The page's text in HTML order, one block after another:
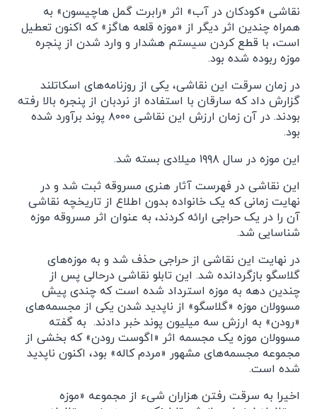
نقاشی «کودکان در آب» اثر «رابرت گمل هاچیسون»‌ به
همراه چندین اثر دیگر از «موزه قلعه هاگز» که اکنون تعطیل
است، با قطع کردن سیستم هشدار و وارد شدن از پنجره
موزه ربوده شده بود.
در زمان سرقت این نقاشی، یکی از روزنامه‌های اسکاتلند
گزارش داد که سارقان با استفاده از نردبان از پنجره بالا رفته
بودند. در آن زمان ارزش این نقاشی ۸۰۰۰ پوند برآورد شده
بود.
این موزه در سال ۱۹۹۸ میلادی بسته شد.
این نقاشی در فهرست آثار هنری مسروقه ثبت شد و در
نهایت زمانی که یک خانواده بدون اطلاع از تاریخچه نقاشی
آن را در یک حراجی ارائه کردند، به عنوان اثر مسروقه موزه
شناسایی شد.
در نهایت این نقاشی از حراجی حذف شد و به موزه‌های
گلاسگو بازگردانده شد. این تابلو نقاشی درحالی پس از
چندین دهه به موزه استرداد شده است که چندی پیش
مسوولان موزه «گلاسگو» از ناپدید شدن یکی از مجسمه‌های
«رودن»‌ به ارزش سه میلیون پوند خبر دادند. به گفته
مسوولان موزه یک مجسمه اثر «اگوست رودن» که بخشی از
مجموعه مجسمه‌های مشهور «مردم کاله» بود،‌ اکنون ناپدید
شده است.
اخیرا به سرقت رفتن هزاران شیء از مجموعه «موزه